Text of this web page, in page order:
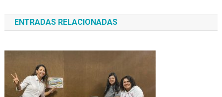
de
entradas
ENTRADAS RELACIONADAS